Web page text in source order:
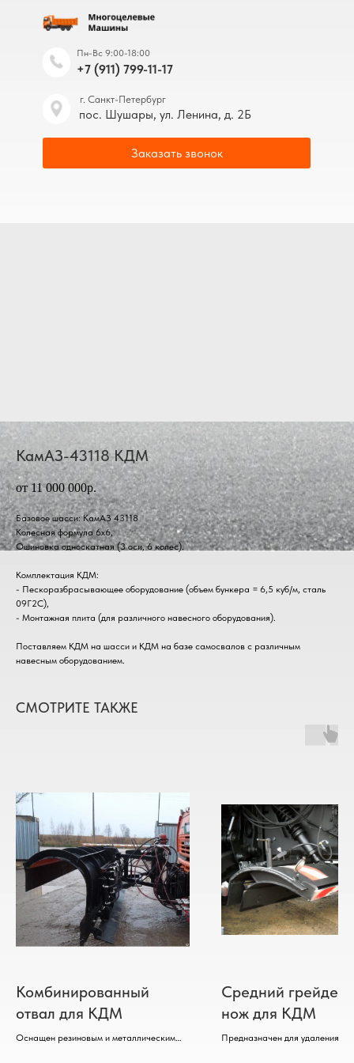
+7 (911) 799-11-17
Пн-Вс 9:00-18:00
Заказать звонок
пос. Шушары, ул. Ленина, д. 2Б
г. Санкт-Петербург
КамАЗ-43118 КДМ
от 11 000 000р.
Базовое шасси: КамАЗ 43118
Колесная формула 6х6,
Ошиновка односкатная (3 оси, 6 колес).
Комплектация КДМ:
- Пескоразбрасывающее оборудование (объем бункера = 6,5 куб/м, сталь
09Г2С),
- Монтажная плита (для различного навесного оборудования).
Поставляем КДМ на шасси и КДМ на базе самосвалов с различным
навесным оборудованием.
СМОТРИТЕ ТАКЖЕ
Комбинированный
отвал для КДМ
Оснащен резиновым и металлическим
Средний
нож для КДМ
Предназначен для удаления